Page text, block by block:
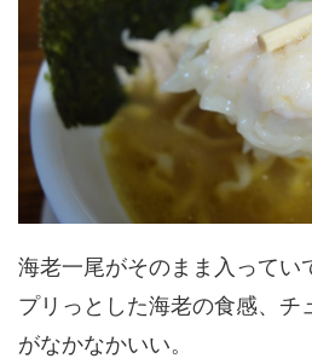
海老一尾がそのまま入ってい
プリっとした海老の食感、チ
がなかなかいい。